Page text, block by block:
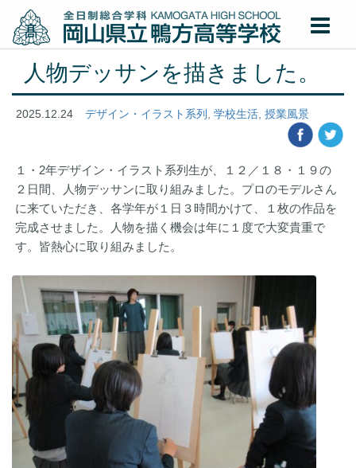
人物デッサンを描きました。
2025.12.24 デザイン・イラスト系列 学校生活 授業風景
１・2年デザイン・イラスト系列生が、１２／１８・１９の
２日間、人物デッサンに取り組みました。プロのモデルさん
に来ていただき、各学年が１日３時間かけて、１枚の作品を
完成させました。人物を描く機会は年に１度で大変貴重で
す。皆熱心に取り組みました。